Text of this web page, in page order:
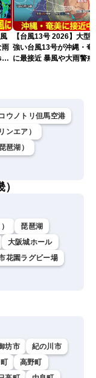
雨
【台風13号 2026】大型
強い台風13号が沖縄・奄
に最接近 暴風や大雨警戒
コウノトリ但馬空港
ンエア）
琶湖）
琵琶湖
大阪城ホール
花園ラグビー場
坊市
紀の川市
高野町